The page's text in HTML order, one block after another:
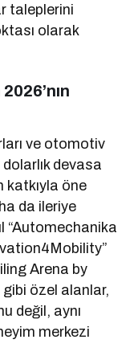
taleplerini
olarak
ve otomotiv
devasa
katkıyla öne
da ileriye
“Automechanika
Arena by
özel alanlar,
değil, aynı
merkezi